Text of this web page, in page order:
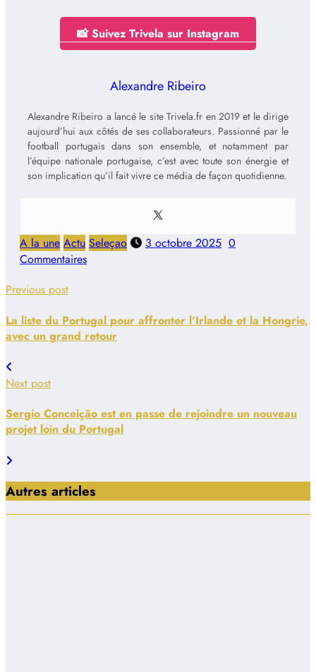
📸 Suivez Trivela sur Instagram
Alexandre Ribeiro
Alexandre Ribeiro a lancé le site Trivela.fr en 2019 et le dirige
aujourd’hui aux côtés de ses collaborateurs. Passionné par le
football portugais dans son ensemble, et notamment par
l’équipe nationale portugaise, c’est avec toute son énergie et
son implication qu’il fait vivre ce média de façon quotidienne.
A la une Actu Seleçao 3 octobre 2025 0
Commentaires
Previous post
La liste du Portugal pour affronter l’Irlande et la Hongrie,
avec un grand retour
Next post
Sergio Conceição est en passe de rejoindre un nouveau
projet loin du Portugal
Autres articles